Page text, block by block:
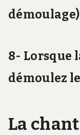
démoulage)
8- Lorsque
démoulez
La